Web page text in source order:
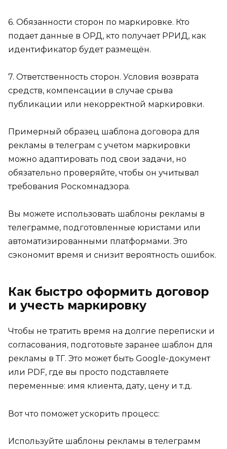
6. Обязанности сторон по маркировке. Кто
подает данные в ОРД, кто получает РРИД, как
идентификатор будет размещён.
7. Ответственность сторон. Условия возврата
средств, компенсации в случае срыва
публикации или некорректной маркировки.
Примерный образец шаблона договора для
рекламы в телеграм с учетом маркировки
можно адаптировать под свои задачи, но
обязательно проверяйте, чтобы он учитывал
требования Роскомнадзора.
Вы можете использовать шаблоны рекламы в
телеграмме, подготовленные юристами или
автоматизированными платформами. Это
сэкономит время и снизит вероятность ошибок.
Как быстро оформить договор
и учесть маркировку
Чтобы не тратить время на долгие переписки и
согласования, подготовьте заранее шаблон для
рекламы в ТГ. Это может быть Google-документ
или PDF, где вы просто подставляете
переменные: имя клиента, дату, цену и т.д.
Вот что поможет ускорить процесс:
Используйте шаблоны рекламы в телеграмм